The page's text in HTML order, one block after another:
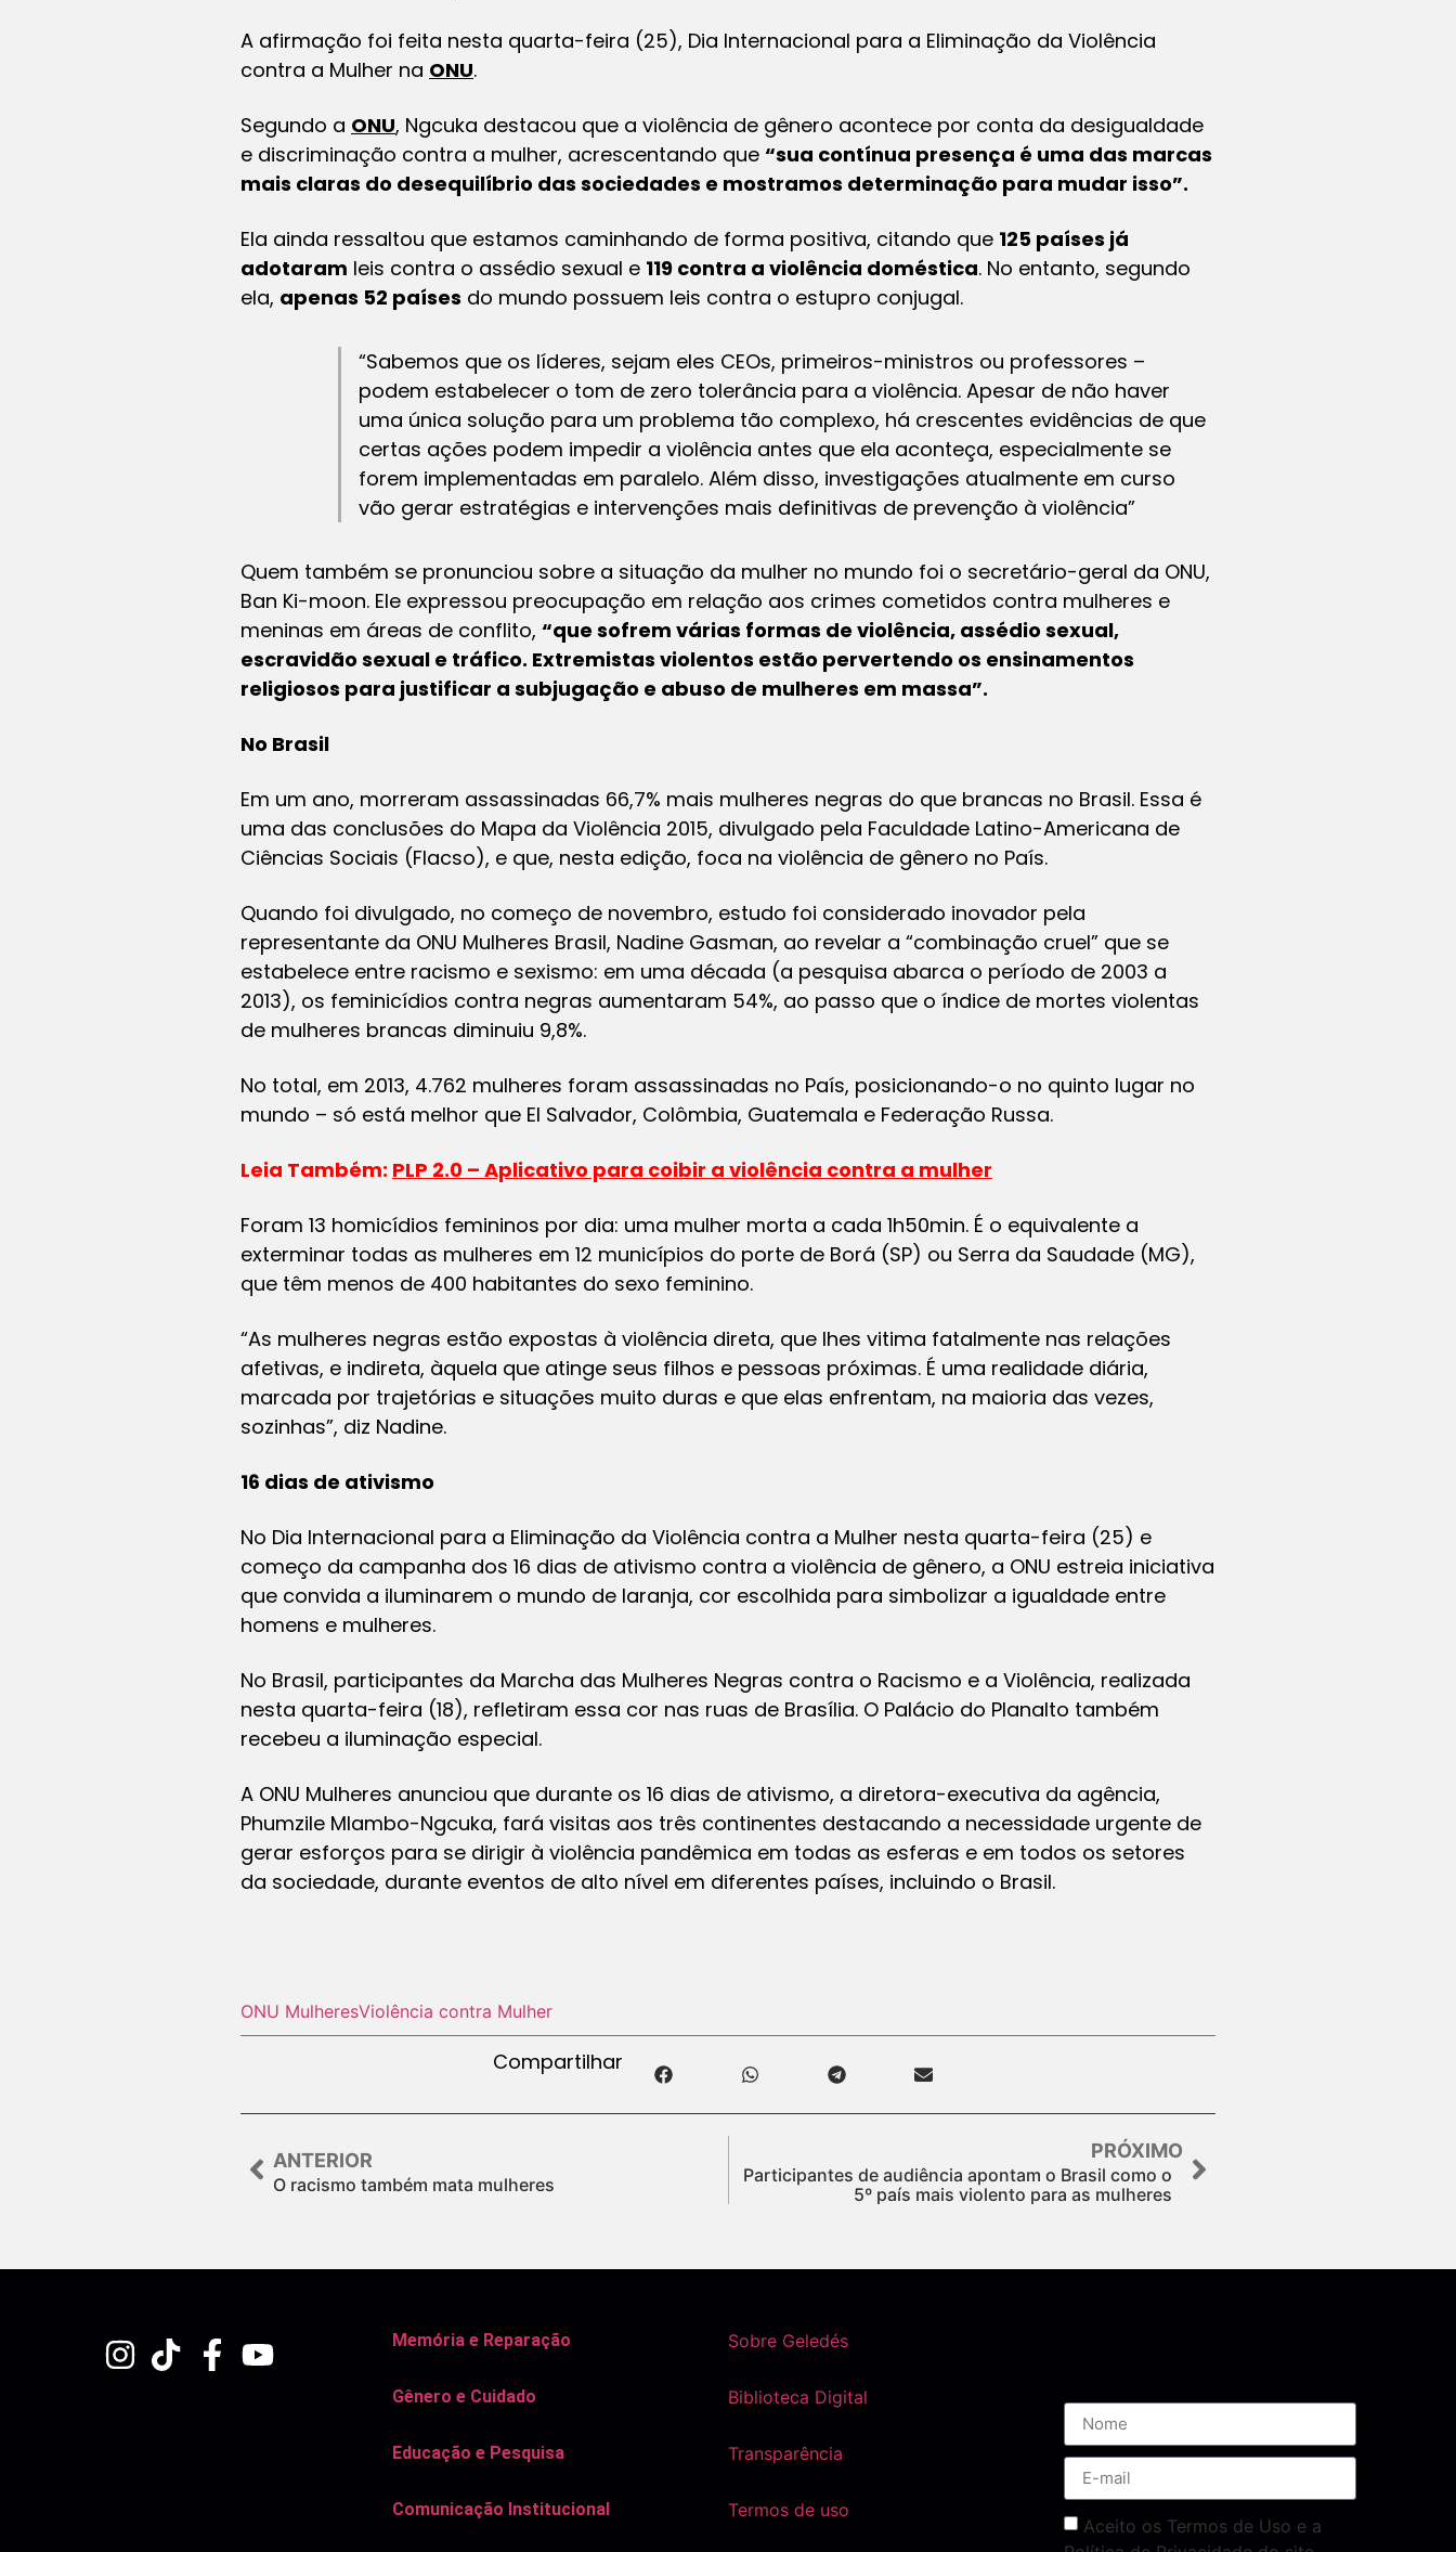
A afirmação foi feita nesta quarta-feira (25), Dia Internacional para a Eliminação da Violência
contra a Mulher na ONU.
Segundo a ONU, Ngcuka destacou que a violência de gênero acontece por conta da desigualdade
e discriminação contra a mulher, acrescentando que “sua contínua presença é uma das marcas
mais claras do desequilíbrio das sociedades e mostramos determinação para mudar isso”.
Ela ainda ressaltou que estamos caminhando de forma positiva, citando que 125 países já
adotaram leis contra o assédio sexual e 119 contra a violência doméstica. No entanto, segundo
ela, apenas 52 países do mundo possuem leis contra o estupro conjugal.
“Sabemos que os líderes, sejam eles CEOs, primeiros-ministros ou professores –
podem estabelecer o tom de zero tolerância para a violência. Apesar de não haver
uma única solução para um problema tão complexo, há crescentes evidências de que
certas ações podem impedir a violência antes que ela aconteça, especialmente se
forem implementadas em paralelo. Além disso, investigações atualmente em curso
vão gerar estratégias e intervenções mais definitivas de prevenção à violência”
Quem também se pronunciou sobre a situação da mulher no mundo foi o secretário-geral da ONU,
Ban Ki-moon. Ele expressou preocupação em relação aos crimes cometidos contra mulheres e
meninas em áreas de conflito, “que sofrem várias formas de violência, assédio sexual,
escravidão sexual e tráfico. Extremistas violentos estão pervertendo os ensinamentos
religiosos para justificar a subjugação e abuso de mulheres em massa”.
No Brasil
Em um ano, morreram assassinadas 66,7% mais mulheres negras do que brancas no Brasil. Essa é
uma das conclusões do Mapa da Violência 2015, divulgado pela Faculdade Latino-Americana de
Ciências Sociais (Flacso), e que, nesta edição, foca na violência de gênero no País.
Quando foi divulgado, no começo de novembro, estudo foi considerado inovador pela
representante da ONU Mulheres Brasil, Nadine Gasman, ao revelar a “combinação cruel” que se
estabelece entre racismo e sexismo: em uma década (a pesquisa abarca o período de 2003 a
2013), os feminicídios contra negras aumentaram 54%, ao passo que o índice de mortes violentas
de mulheres brancas diminuiu 9,8%.
No total, em 2013, 4.762 mulheres foram assassinadas no País, posicionando-o no quinto lugar no
mundo – só está melhor que El Salvador, Colômbia, Guatemala e Federação Russa.
Leia Também: PLP 2.0 – Aplicativo para coibir a violência contra a mulher
Foram 13 homicídios femininos por dia: uma mulher morta a cada 1h50min. É o equivalente a
exterminar todas as mulheres em 12 municípios do porte de Borá (SP) ou Serra da Saudade (MG),
que têm menos de 400 habitantes do sexo feminino.
“As mulheres negras estão expostas à violência direta, que lhes vitima fatalmente nas relações
afetivas, e indireta, àquela que atinge seus filhos e pessoas próximas. É uma realidade diária,
marcada por trajetórias e situações muito duras e que elas enfrentam, na maioria das vezes,
sozinhas”, diz Nadine.
16 dias de ativismo
No Dia Internacional para a Eliminação da Violência contra a Mulher nesta quarta-feira (25) e
começo da campanha dos 16 dias de ativismo contra a violência de gênero, a ONU estreia iniciativa
que convida a iluminarem o mundo de laranja, cor escolhida para simbolizar a igualdade entre
homens e mulheres.
No Brasil, participantes da Marcha das Mulheres Negras contra o Racismo e a Violência, realizada
nesta quarta-feira (18), refletiram essa cor nas ruas de Brasília. O Palácio do Planalto também
recebeu a iluminação especial.
A ONU Mulheres anunciou que durante os 16 dias de ativismo, a diretora-executiva da agência,
Phumzile Mlambo-Ngcuka, fará visitas aos três continentes destacando a necessidade urgente de
gerar esforços para se dirigir à violência pandêmica em todas as esferas e em todos os setores
da sociedade, durante eventos de alto nível em diferentes países, incluindo o Brasil.
ONU MulheresViolência contra Mulher
Compartilhar
ANTERIOR
O racismo também mata mulheres
PRÓXIMO
Participantes de audiência apontam o Brasil como o
5º país mais violento para as mulheres
Memória e Reparação
Gênero e Cuidado
Educação e Pesquisa
Comunicação Institucional
Sobre Geledés
Biblioteca Digital
Transparência
Termos de uso
Aceito os Termos de Uso e a